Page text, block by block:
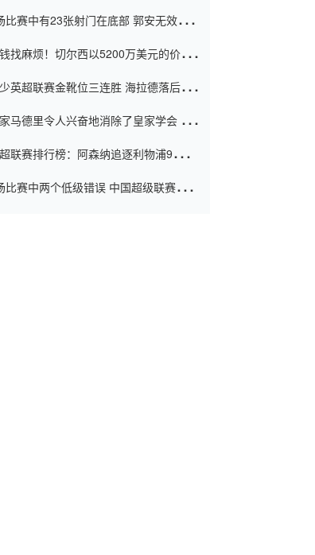
）
比赛中有23张射门在底部 郭安无效传球
找麻烦！切尔西以5200万美元的价格
英超联赛金靴位三连胜 海拉德落后6球
马德里令人兴奋地消除了皇家学会 安
联赛排行榜：阿森纳追逐利物浦9分 曼
比赛中两个低级错误 中国超级联赛的前